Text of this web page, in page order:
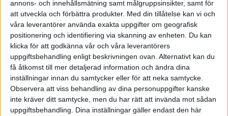
annons- och innehållsmätning samt målgruppsinsikter, samt för
att utveckla och förbättra produkter. Med din tillåtelse kan vi och
våra leverantörer använda exakta uppgifter om geografisk
positionering och identifiering via skanning av enheten. Du kan
klicka för att godkänna vår och våra leverantörers
uppgiftsbehandling enligt beskrivningen ovan. Alternativt kan du
få åtkomst till mer detaljerad information och ändra dina
inställningar innan du samtycker eller för att neka samtycke.
Observera att viss behandling av dina personuppgifter kanske
inte kräver ditt samtycke, men du har rätt att invända mot sådan
uppgiftsbehandling. Dina inställningar gäller endast den här
Företagskulturen sitter djupt rotad
Affärsstrategier kommer först
Affärsutveckling och effektivitet är av yttersta vikt
De resurser som står till förfogande används
alltid optimalt i organisationen
Försäljning är av högsta prioritet på företaget
Strukturerade processer är nyckeln till framgång,
i alla avdelningar
Teamet går före individen i alla avdelningar på